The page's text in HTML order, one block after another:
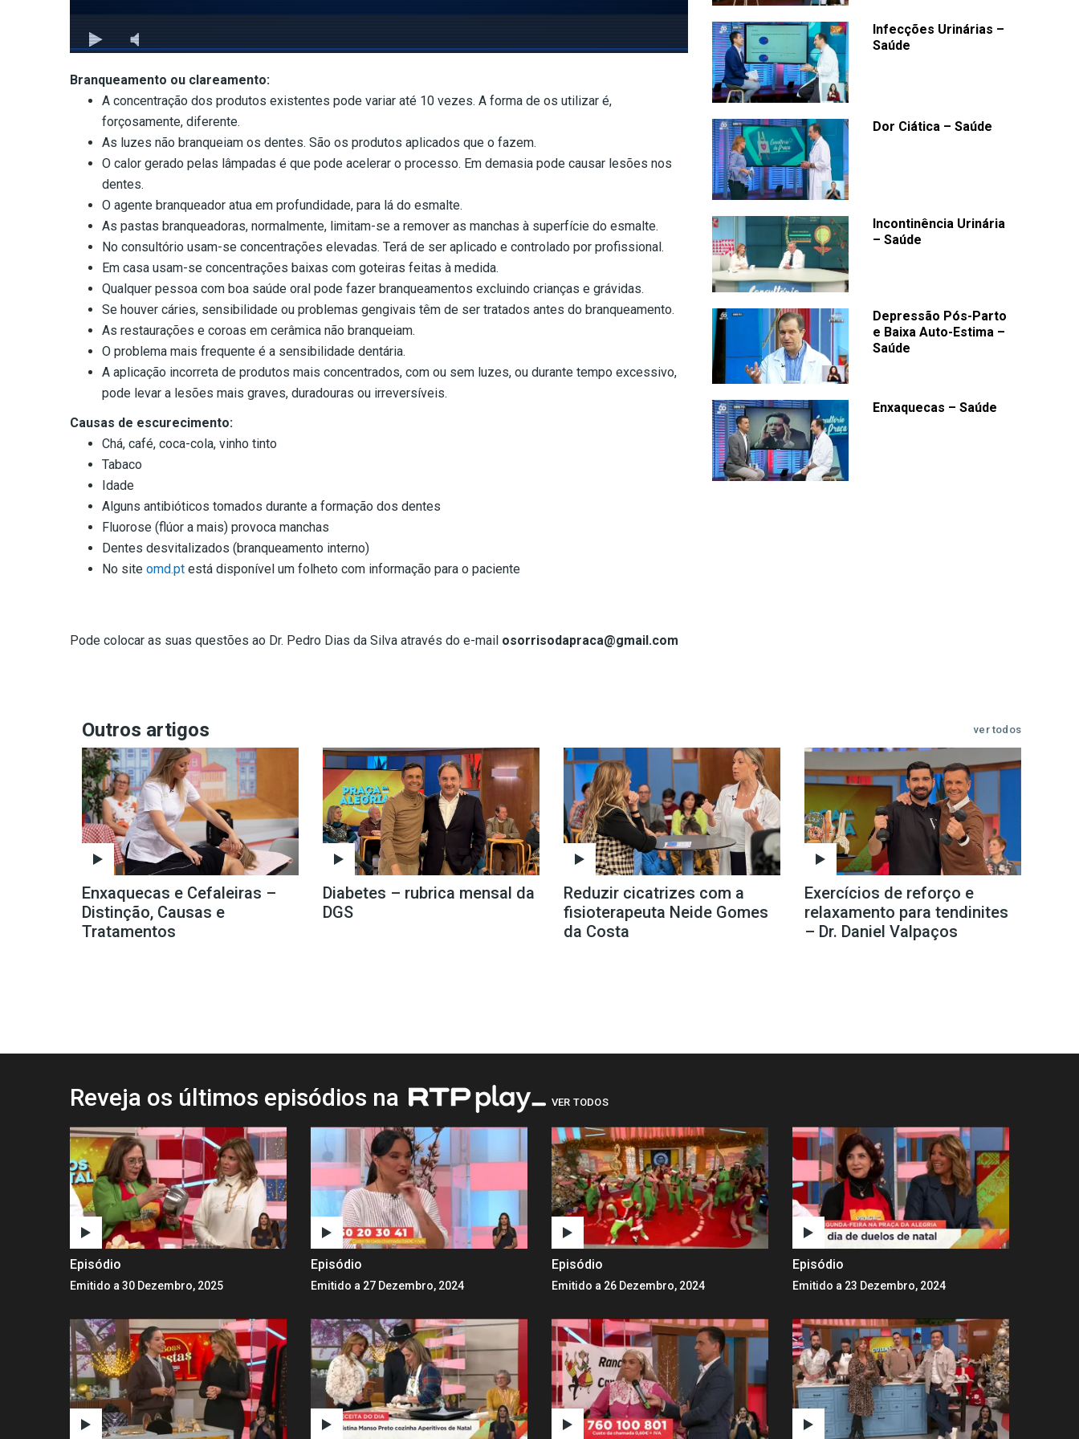
Branqueamento ou clareamento:
A concentração dos produtos existentes pode variar até 10 vezes. A forma de os utilizar é,
forçosamente, diferente.
As luzes não branqueiam os dentes. São os produtos aplicados que o fazem.
O calor gerado pelas lâmpadas é que pode acelerar o processo. Em demasia pode causar lesões nos
dentes.
O agente branqueador atua em profundidade, para lá do esmalte.
As pastas branqueadoras, normalmente, limitam-se a remover as manchas à superfície do esmalte.
No consultório usam-se concentrações elevadas. Terá de ser aplicado e controlado por profissional.
Em casa usam-se concentrações baixas com goteiras feitas à medida.
Qualquer pessoa com boa saúde oral pode fazer branqueamentos excluindo crianças e grávidas.
Se houver cáries, sensibilidade ou problemas gengivais têm de ser tratados antes do branqueamento.
As restaurações e coroas em cerâmica não branqueiam.
O problema mais frequente é a sensibilidade dentária.
A aplicação incorreta de produtos mais concentrados, com ou sem luzes, ou durante tempo excessivo,
pode levar a lesões mais graves, duradouras ou irreversíveis.
Causas de escurecimento:
Chá, café, coca-cola, vinho tinto
Tabaco
Idade
Alguns antibióticos tomados durante a formação dos dentes
Fluorose (flúor a mais) provoca manchas
Dentes desvitalizados (branqueamento interno)
No site omd.pt está disponível um folheto com informação para o paciente
Pode colocar as suas questões ao Dr. Pedro Dias da Silva através do e-mail osorrisodapraca@gmail.com
Infecções Urinárias –
Saúde
Dor Ciática – Saúde
Incontinência Urinária
– Saúde
Depressão Pós-Parto
e Baixa Auto-Estima –
Saúde
Enxaquecas – Saúde
Outros artigos ver todos
Enxaquecas e Cefaleiras –
Distinção, Causas e
Tratamentos
Diabetes – rubrica mensal da
DGS
Reduzir cicatrizes com a
fisioterapeuta Neide Gomes
da Costa
Exercícios de reforço e
relaxamento para tendinites
– Dr. Daniel Valpaços
Reveja os últimos episódios na VER TODOS
Episódio
Emitido a 30 Dezembro, 2025
Episódio
Emitido a 27 Dezembro, 2024
Episódio
Emitido a 26 Dezembro, 2024
Episódio
Emitido a 23 Dezembro, 2024